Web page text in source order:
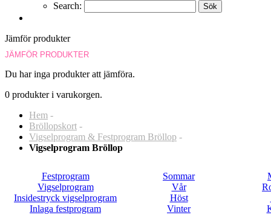
Search:
Sök
Jämför produkter
JÄMFÖR PRODUKTER
Du har inga produkter att jämföra.
0 produkter i varukorgen.
Hem -
Bröllopskort -
Vigselprogram & Festprogram Bröllop -
Vigselprogram Bröllop
Festprogram
Vigselprogram
Insidestryck vigselprogram
Inlaga festprogram
Sommar
Vår
Höst
Vinter